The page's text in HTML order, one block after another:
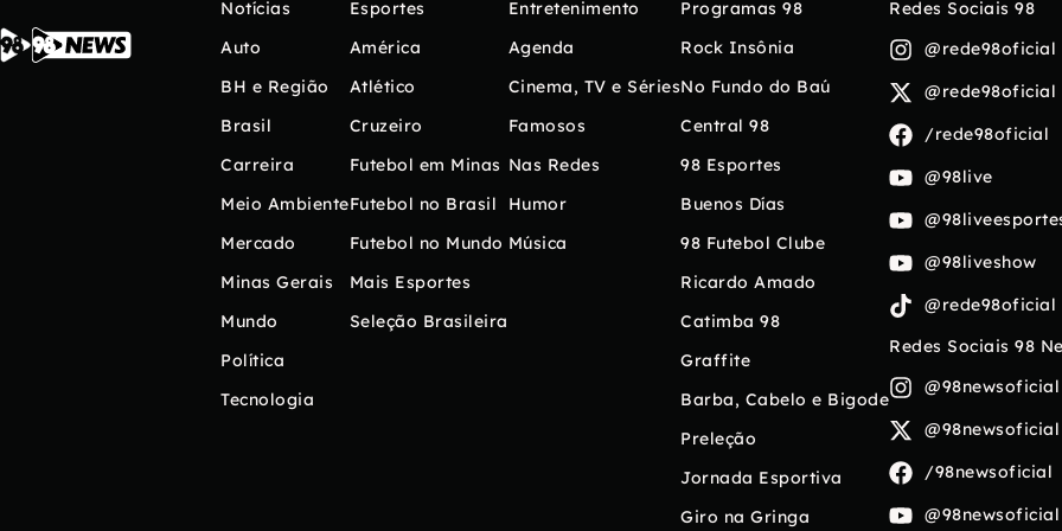
Notícias
Auto
BH e Região
Brasil
Carreira
Meio Ambiente
Mercado
Minas Gerais
Mundo
Política
Tecnologia
Esportes
América
Atlético
Cruzeiro
Futebol em Minas
Futebol no Brasil
Futebol no Mundo
Mais Esportes
Seleção Brasileira
Entretenimento
Agenda
Cinema, TV e Séries
Famosos
Nas Redes
Humor
Música
Programas 98
Rock Insônia
No Fundo do Baú
Central 98
98 Esportes
Buenos Días
98 Futebol Clube
Ricardo Amado
Catimba 98
Graffite
Barba, Cabelo e Bigode
Preleção
Jornada Esportiva
Giro na Gringa
Redes Sociais 98
@rede98oficial
@rede98oficial
/rede98oficial
@98live
@98liveshow
@rede98oficial
Redes Sociais 98
@98newsoficial
@98newsoficial
/98newsoficial
@98newsoficial